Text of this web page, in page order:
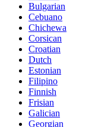
Bulgarian
Cebuano
Chichewa
Corsican
Croatian
Dutch
Estonian
Filipino
Finnish
Frisian
Galician
Georgian